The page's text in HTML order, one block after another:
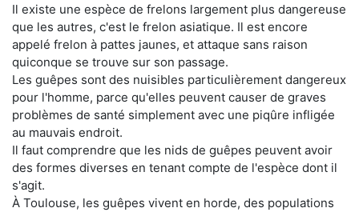
Il existe une espèce de frelons largement plus dangereuse
que les autres, c'est le frelon asiatique. Il est encore
appelé frelon à pattes jaunes, et attaque sans raison
quiconque se trouve sur son passage.
Les guêpes sont des nuisibles particulièrement dangereux
pour l'homme, parce qu'elles peuvent causer de graves
problèmes de santé simplement avec une piqûre infligée
au mauvais endroit.
Il faut comprendre que les nids de guêpes peuvent avoir
des formes diverses en tenant compte de l'espèce dont il
s'agit.
À Toulouse, les guêpes vivent en horde, des populations